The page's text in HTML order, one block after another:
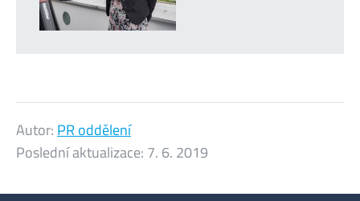
Autor: PR oddělení
Poslední aktualizace: 7. 6. 2019